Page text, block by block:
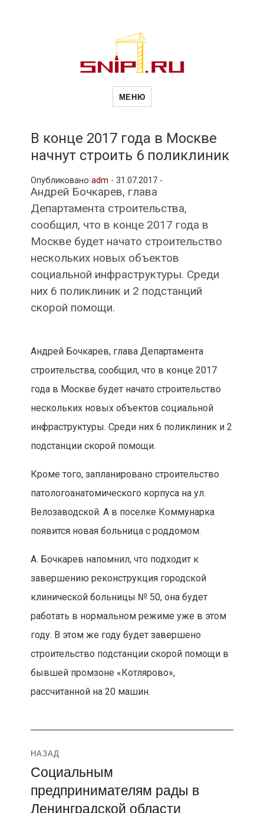
Новости
и
другие связанные со стройкой
рубрики
МЕНЮ
В конце 2017 года в Москве
начнут строить 6 поликлиник
Опубликовано adm - 31.07.2017 -
Андрей Бочкарев, глава
Департамента строительства,
сообщил, что в конце 2017 года в
Москве будет начато строительство
нескольких новых объектов
социальной инфраструктуры. Среди
них 6 поликлиник и 2 подстанций
скорой помощи.
Андрей Бочкарев, глава Департамента
строительства, сообщил, что в конце 2017
года в Москве будет начато строительство
нескольких новых объектов социальной
инфраструктуры. Среди них 6 поликлиник и 2
подстанции скорой помощи.
Кроме того, запланировано строительство
патологоанатомического корпуса на ул.
Велозаводской. А в поселке Коммунарка
появится новая больница с роддомом.
А. Бочкарев напомнил, что подходит к
завершению реконструкция городской
клинической больницы № 50, она будет
работать в нормальном режиме уже в этом
году. В этом же году будет завершено
строительство подстанции скорой помощи в
бывшей промзоне «Котлярово»,
рассчитанной на 20 машин.
Навигация
по
записям
НАЗАД
Предыдущая
запись:
Социальным
предпринимателям рады в
Ленинградской области